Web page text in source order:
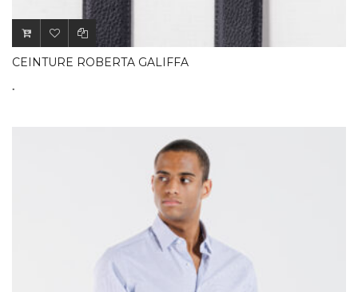
CEINTURE ROBERTA GALIFFA
.